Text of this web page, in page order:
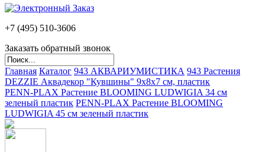
+7 (495) 510-3606
Заказать обратный звонок
Главная Каталог 943 АКВАРИУМИСТИКА 943 Растения
DEZZIE Аквадекор "Кувшины" 9х8х7 см, пластик
PENN-PLAX Растение BLOOMING LUDWIGIA 34 см
зеленый пластик PENN-PLAX Растение BLOOMING
LUDWIGIA 45 см зеленый пластик